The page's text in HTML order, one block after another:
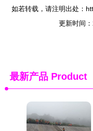
如若转载，请注明出处：
更新时间
最新产品 Product